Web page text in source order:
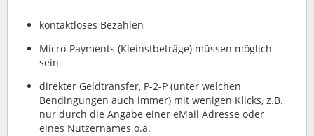
kontaktloses Bezahlen
Micro-Payments (Kleinstbeträge) müssen möglich
sein
direkter Geldtransfer, P-2-P (unter welchen
Bendingungen auch immer) mit wenigen Klicks, z.B.
nur durch die Angabe einer eMail Adresse oder
eines Nutzernames o.ä.